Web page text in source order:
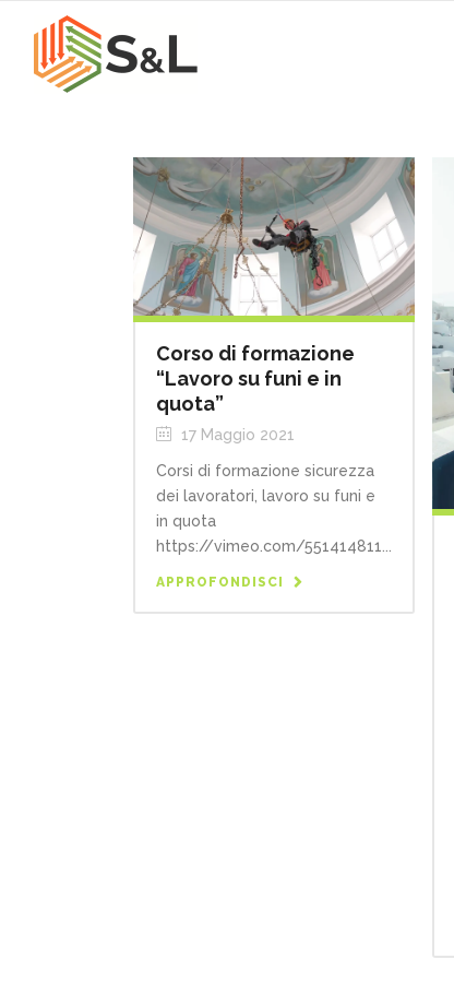
Corso di formazione
“Lavoro su funi e in
quota”
17 Maggio 2021
Corsi di formazione sicurezza
dei lavoratori, lavoro su funi e
in quota
https://vimeo.com/551414811...
APPROFONDISCI